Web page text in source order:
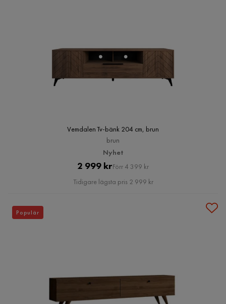
Vemdalen Tv-bänk 204 cm, brun
brun
Nyhet
Pris
2 999 krOriginal
Pris
Förr 4 399 kr
Tidigare lägsta pris 2 999 kr
Populär